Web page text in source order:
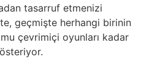
tasarruf etmenizi
geçmişte herhangi birinin
çevrimiçi oyunları kadar